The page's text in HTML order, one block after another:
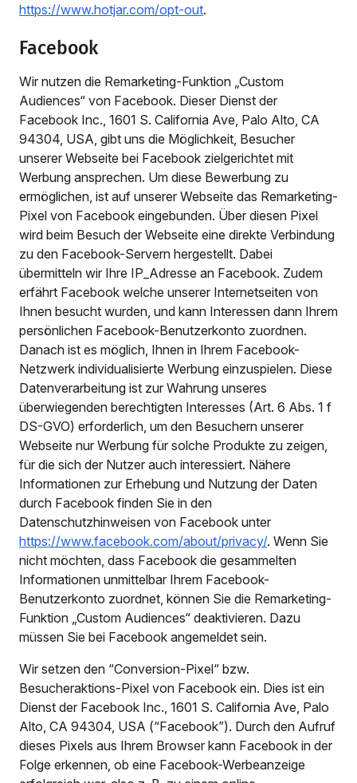
https://www.hotjar.com/opt-out.
Facebook
Wir nutzen die Remarketing-Funktion „Custom
Audiences“ von Facebook. Dieser Dienst der
Facebook Inc., 1601 S. California Ave, Palo Alto, CA
94304, USA, gibt uns die Möglichkeit, Besucher
unserer Webseite bei Facebook zielgerichtet mit
Werbung ansprechen. Um diese Bewerbung zu
ermöglichen, ist auf unserer Webseite das Remarketing-
Pixel von Facebook eingebunden. Über diesen Pixel
wird beim Besuch der Webseite eine direkte Verbindung
zu den Facebook-Servern hergestellt. Dabei
übermitteln wir Ihre IP_Adresse an Facebook. Zudem
erfährt Facebook welche unserer Internetseiten von
Ihnen besucht wurden, und kann Interessen dann Ihrem
persönlichen Facebook-Benutzerkonto zuordnen.
Danach ist es möglich, Ihnen in Ihrem Facebook-
Netzwerk individualisierte Werbung einzuspielen. Diese
Datenverarbeitung ist zur Wahrung unseres
überwiegenden berechtigten Interesses (Art. 6 Abs. 1 f
DS-GVO) erforderlich, um den Besuchern unserer
Webseite nur Werbung für solche Produkte zu zeigen,
für die sich der Nutzer auch interessiert. Nähere
Informationen zur Erhebung und Nutzung der Daten
durch Facebook finden Sie in den
Datenschutzhinweisen von Facebook unter
https://www.facebook.com/about/privacy/. Wenn Sie
nicht möchten, dass Facebook die gesammelten
Informationen unmittelbar Ihrem Facebook-
Benutzerkonto zuordnet, können Sie die Remarketing-
Funktion „Custom Audiences“ deaktivieren. Dazu
müssen Sie bei Facebook angemeldet sein.
Wir setzen den “Conversion-Pixel“ bzw.
Besucheraktions-Pixel von Facebook ein. Dies ist ein
Dienst der Facebook Inc., 1601 S. California Ave, Palo
Alto, CA 94304, USA (“Facebook”). Durch den Aufruf
dieses Pixels aus Ihrem Browser kann Facebook in der
Folge erkennen, ob eine Facebook-Werbeanzeige